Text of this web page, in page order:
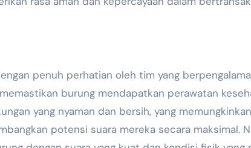
penuh perhatian oleh tim yang
burung mendapatkan perawatan
yang nyaman dan bersih, yang memungkinkan
potensi suara mereka secara maksimal.